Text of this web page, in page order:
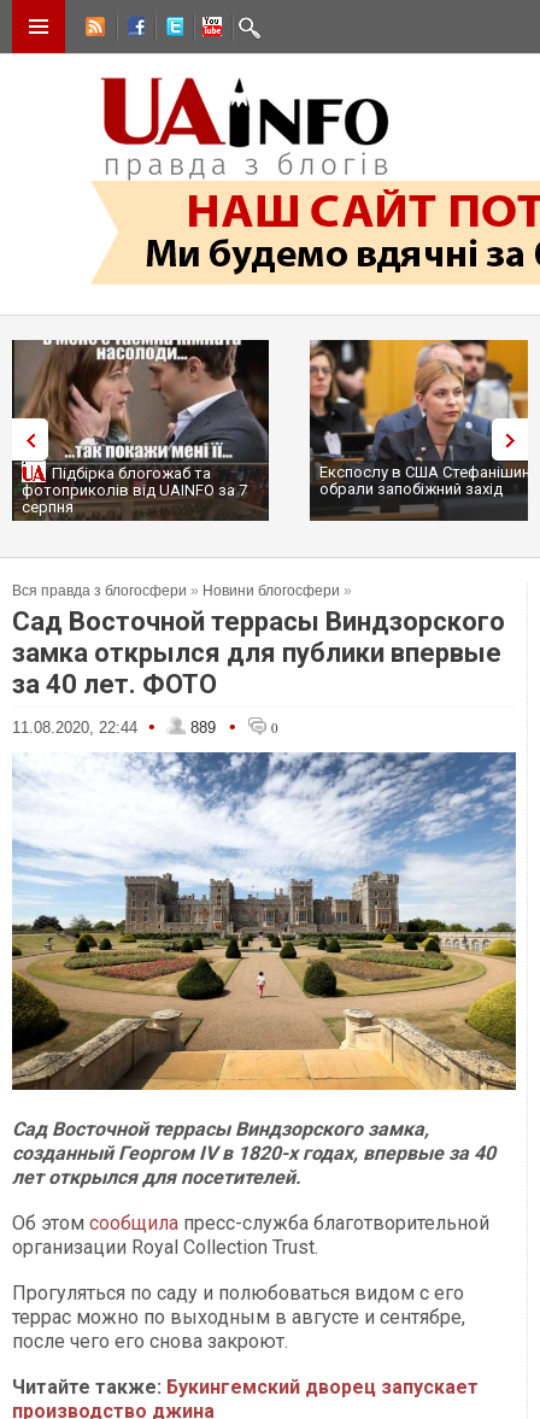
Експослу в США Стефанішиній
обрали запобіжний захід
Трамп не передасть Україні
сотні ракет до Patriot, бо у
Вся правда з блогосфери » Новини блогосфери »
Сад Восточной террасы Виндзорского
замка открылся для публики впервые
за 40 лет. ФОТО
11.08.2020, 22:44 • 889 • 0
Сад Восточной террасы Виндзорского замка,
созданный Георгом IV в 1820-х годах, впервые за 40
лет открылся для посетителей.
Об этом сообщила пресс-служба благотворительной
организации Royal Collection Trust.
Прогуляться по саду и полюбоваться видом с его
террас можно по выходным в августе и сентябре,
после чего его снова закроют.
Читайте также: Букингемский дворец запускает
производство джина